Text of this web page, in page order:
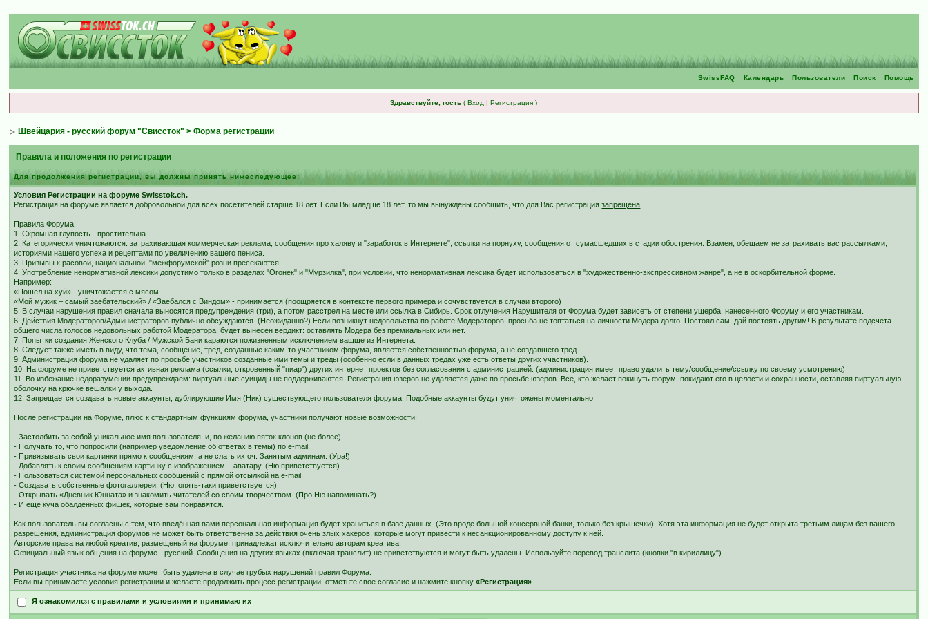
Помощь
Поиск
Пользователи
Календарь
SwissFAQ
Здравствуйте, гость (Вход |Регистрация )
Швейцария - русский форум "Свиссток" > Форма регистрации
Правила и положения по регистрации
Для продолжения регистрации, вы должны принять нижеследующее:
Условия Регистрации на форуме Swisstok.ch.
Регистрация на форуме является добровольной для всех посетителей старше 18 лет. Если Вы младше 18 лет, то мы вынуждены сообщить, что для Вас регистрациязапрещена
Правила Форума:
1. Скромная глупость - простительна.
2. Категорически уничтожаются: затрахивающая коммерческая реклама, сообщения про халяву и "заработок в Интернете", ссылки на порнуху, сообщения от сумасшедших в стадии обострения. Взамен, обещаем не затрахивать вас рассылками,
историями нашего успеха и рецептами по увеличению вашего пениса.
3. Призывы к расовой, национальной, "межфорумской" розни пресекаются!
4. Употребление ненормативной лексики допустимо только в разделах "Огонек" и "Мурзилка", при условии, что ненормативная лексика будет использоваться в "художественно-экспрессивном жанре", а не в оскорбительной форме.
Например:
«Пошел на хуй» - уничтожается с мясом.
«Мой мужик – самый заебательский» / «Заебался с Виндом» - принимается (поощряется в контексте первого примера и сочувствуется в случаи второго)
5. В случаи нарушения правил сначала выносятся предупреждения (три), а потом расстрел на месте или ссылка в Сибирь. Срок отлучения Нарушителя от Форума будет зависеть от степени ущерба, нанесенного Форуму и его участникам.
6. Действия Модераторов/Администраторов публично обсуждаются. (Неожиданно?) Если возникнут недовольства по работе Модераторов, просьба не топтаться на личности Модера долго! Постоял сам, дай постоять другим! В результате подсчета
общего числа голосов недовольных работой Модератора, будет вынесен вердикт: оставлять Модера без премиальных или нет.
7. Попытки создания Женского Клуба / Мужской Бани караются пожизненным исключением ващще из Интернета.
8. Следует также иметь в виду, что тема, сообщение, тред, созданные каким-то участником форума, является собственностью форума, а не создавшего тред.
9. Администрация форума не удаляет по просьбе участников созданные ими темы и треды (особенно если в данных тредах уже есть ответы других участников).
10. На форуме не приветствуется активная реклама (ссылки, откровенный "пиар") других интернет проектов без согласования с администрацией. (администрация имеет право удалить тему/сообщение/ссылку по своему усмотрению)
11. Во избежание недоразумении предупреждаем: виртуальные суициды не поддерживаются. Регистрация юзеров не удаляется даже по просьбе юзеров. Все, кто желает покинуть форум, покидают его в целости и сохранности, оставляя виртуальную
оболочку на крючке вешалки у выхода.
12. Запрещается создавать новые аккаунты, дублирующие Имя (Ник) существующего пользователя форума. Подобные аккаунты будут уничтожены моментально.
После регистрации на Форуме, плюс к стандартным функциям форума, участники получают новые возможности:
- Застолбить за собой уникальное имя пользователя, и, по желанию пяток клонов (не более)
- Получать то, что попросили (например уведомление об ответах в темы) по e-mail.
- Привязывать свои картинки прямо к сообщениям, а не слать их оч. Занятым админам. (Ура!)
- Добавлять к своим сообщениям картинку с изображением – аватару. (Ню приветствуется).
- Пользоваться системой персональных сообщений с прямой отсылкой на e-mail.
- Создавать собственные фотогаллереи. (Ню, опять-таки приветствуется).
- Открывать «Дневник Юнната» и знакомить читателей со своим творчеством. (Про Ню напоминать?)
- И еще куча обалденных фишек, которые вам понравятся.
Как пользователь вы согласны с тем, что введённая вами персональная информация будет храниться в базе данных. (Это вроде большой консервной банки, только без крышечки). Хотя эта информация не будет открыта третьим лицам без вашего
разрешения, администрация форумов не может быть ответственна за действия очень злых хакеров, которые могут привести к несанкционированному доступу к ней.
Авторские права на любой креатив, размещеный на форуме, принадлежат исключительно авторам креатива.
Официальный язык общения на форуме - русский. Сообщения на других языках (включая транслит) не приветствуются и могут быть удалены. Используйте перевод транслита (кнопки "в кириллицу").
Регистрация участника на форуме может быть удалена в случае грубых нарушений правил Форума.
Если вы принимаете условия регистрации и желаете продолжить процесс регистрации, отметьте свое согласие и нажмите кнопку«Регистрация»
Я ознакомился с правилами и условиями и принимаю их